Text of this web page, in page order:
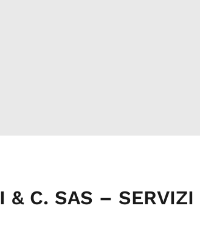
& C. SAS – SERVIZI